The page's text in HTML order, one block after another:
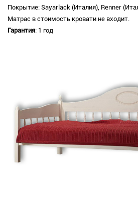
Покрытие: Sayarlack (Италия), Renner
Матрас в стоимость кровати не входит.
Гарантия: 1 год